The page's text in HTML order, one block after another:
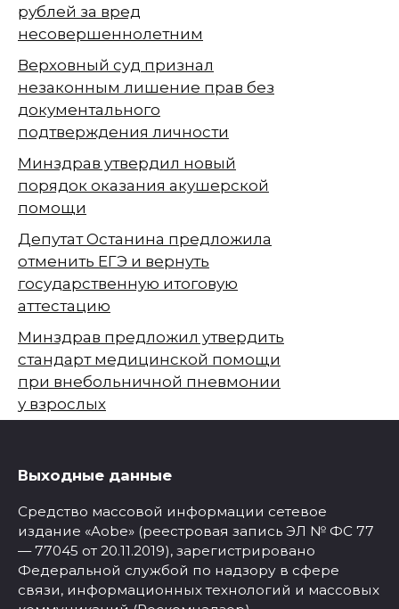
рублей за вред
несовершеннолетним
Верховный суд признал
незаконным лишение прав без
документального
подтверждения личности
Минздрав утвердил новый
порядок оказания акушерской
помощи
Депутат Останина предложила
отменить ЕГЭ и вернуть
государственную итоговую
аттестацию
Минздрав предложил утвердить
стандарт медицинской помощи
при внебольничной пневмонии
у взрослых
Выходные данные
Средство массовой информации сетевое
издание «Aobe» (реестровая запись ЭЛ № ФС 77
— 77045 от 20.11.2019), зарегистрировано
Федеральной службой по надзору в сфере
связи, информационных технологий и массовых